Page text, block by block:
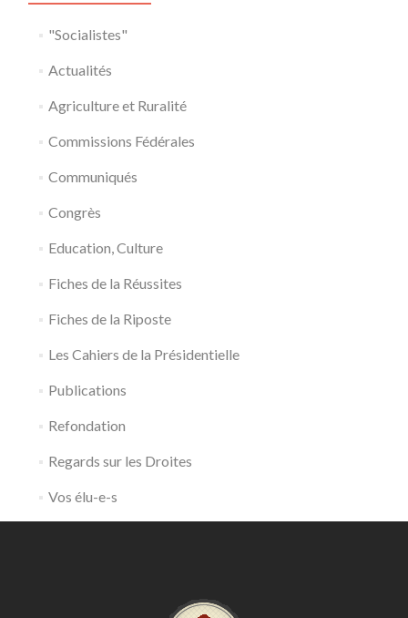
"Socialistes"
Actualités
Agriculture et Ruralité
Commissions Fédérales
Communiqués
Congrès
Education, Culture
Fiches de la Réussites
Fiches de la Riposte
Les Cahiers de la Présidentielle
Publications
Refondation
Regards sur les Droites
Vos élu-e-s